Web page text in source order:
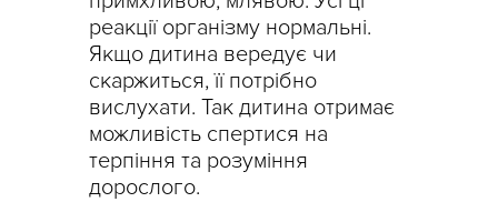
реакції організму нормальні.
Якщо дитина вередує чи
скаржиться, її потрібно
вислухати. Так дитина отримає
можливість спертися на
терпіння та розуміння
дорослого.